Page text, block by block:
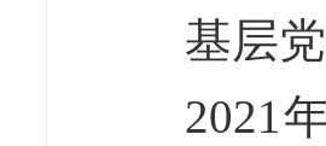
基层
2021